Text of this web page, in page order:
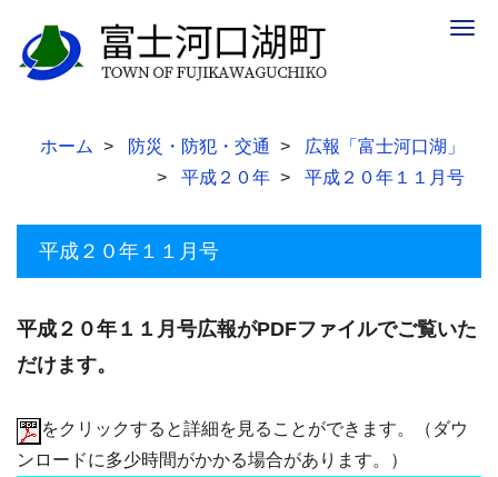
ホーム 防災・防犯・交通
広報「富士河口湖」
平成２０年
平成２０年１１月号
平成２０年１１月号
平成２０年１１月号広報がPDFファイルでご覧いた
だけます。
をクリックすると詳細を見ることができます。（ダウ
ンロードに多少時間がかかる場合があります。）